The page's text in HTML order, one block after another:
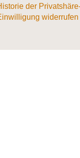
der
widerrufen